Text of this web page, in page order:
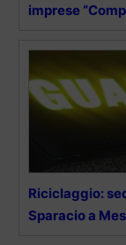
imprese
Riciclaggio:
Sparacio a